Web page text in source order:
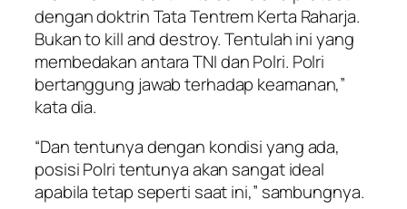
dengan doktrin Tata Tentrem Kerta Raharja.
Bukan to kill and destroy. Tentulah ini yang
membedakan antara TNI dan Polri. Polri
bertanggung jawab terhadap keamanan,”
kata dia.
“Dan tentunya dengan kondisi yang ada,
posisi Polri tentunya akan sangat ideal
apabila tetap seperti saat ini,” sambungnya.